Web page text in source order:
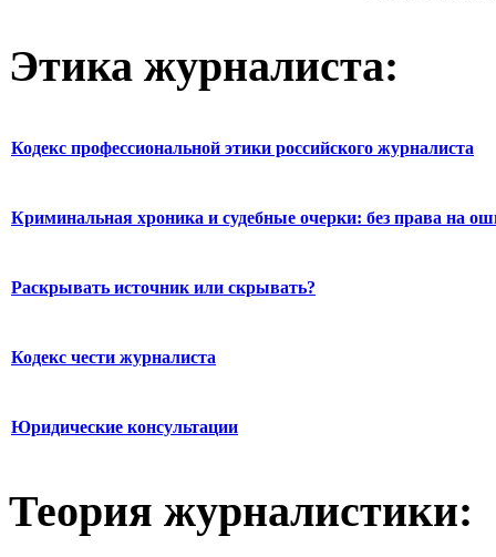
Этика журналиста:
Кодекс профессиональной этики российского журналиста
Криминальная хроника и судебные очерки: без права на
Раскрывать источник или скрывать?
Кодекс чести журналиста
Юридические консультации
Теория журналистики: